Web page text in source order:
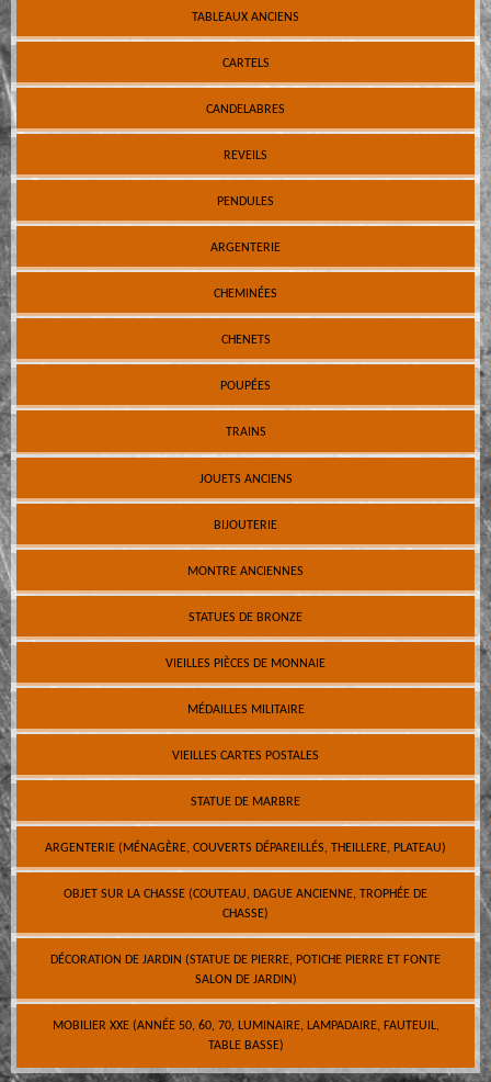
TABLEAUX ANCIENS
CARTELS
CANDELABRES
REVEILS
PENDULES
ARGENTERIE
CHEMINÉES
CHENETS
POUPÉES
TRAINS
JOUETS ANCIENS
BIJOUTERIE
MONTRE ANCIENNES
STATUES DE BRONZE
VIEILLES PIÈCES DE MONNAIE
MÉDAILLES MILITAIRE
VIEILLES CARTES POSTALES
STATUE DE MARBRE
ARGENTERIE (MÉNAGÈRE, COUVERTS DÉPAREILLÉS, THEILLERE, PLATEAU)
OBJET SUR LA CHASSE (COUTEAU, DAGUE ANCIENNE, TROPHÉE DE
CHASSE)
DÉCORATION DE JARDIN (STATUE DE PIERRE, POTICHE PIERRE ET FONTE
SALON DE JARDIN)
MOBILIER XXE (ANNÉE 50, 60, 70, LUMINAIRE, LAMPADAIRE, FAUTEUIL,
TABLE BASSE)